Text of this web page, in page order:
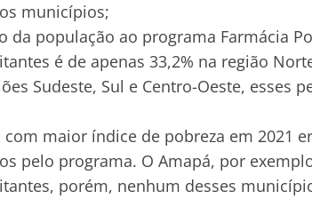
municípios;
da população ao programa Farmácia
é de apenas 33,2% na região
Sudeste, Sul e Centro-Oeste, esses
com maior índice de pobreza em 2021
pelo programa. O Amapá, por
porém, nenhum desses